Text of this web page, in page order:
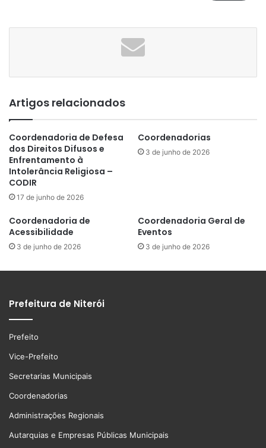
Artigos relacionados
Coordenadoria de Defesa
dos Direitos Difusos e
Enfrentamento à
Intolerância Religiosa –
CODIR
17 de junho de 2026
Coordenadorias
3 de junho de 2026
Coordenadoria de
Acessibilidade
3 de junho de 2026
Coordenadoria Geral de
Eventos
3 de junho de 2026
Prefeitura de Niterói
Prefeito
Vice-Prefeito
Secretarias Municipais
Coordenadorias
Administrações Regionais
Autarquias e Empresas Públicas Municipais